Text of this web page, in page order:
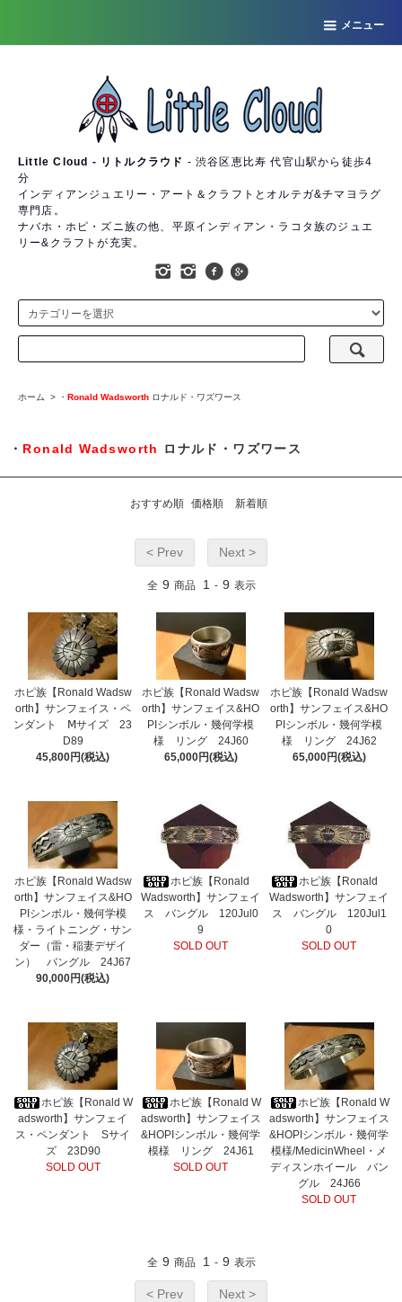
メニュー
Little Cloud - リトルクラウド - 渋谷区恵比寿 代官山駅から徒歩4
分
インディアンジュエリー・アート＆クラフトとオルテガ&チマヨラグ
専門店。
ナバホ・ホピ・ズニ族の他、平原インディアン・ラコタ族のジュエ
リー&クラフトが充実。
ホーム > ・ Ronald Wadsworth ロナルド・ワズワース
・ Ronald Wadsworth ロナルド・ワズワース
おすすめ順 価格順 新着順
< Prev Next >
全 9 商品 1 - 9 表示
ホピ族【Ronald Wadsw
orth】サンフェイス・ペ
ンダント Ⅿサイズ 23
D89
45,800円(税込)
ホピ族【Ronald Wadsw
orth】サンフェイス&HO
PIシンボル・幾何学模
様 リング 24J60
65,000円(税込)
ホピ族【Ronald Wadsw
orth】サンフェイス&HO
PIシンボル・幾何学模
様 リング 24J62
65,000円(税込)
ホピ族【Ronald Wadsw
orth】サンフェイス&HO
PIシンボル・幾何学模
様・ライトニング・サン
ダー（雷・稲妻デザイ
ン） バングル 24J67
90,000円(税込)
ホピ族【Ronald
Wadsworth】サンフェイ
ス バングル 120Jul0
9
SOLD OUT
ホピ族【Ronald
Wadsworth】サンフェイ
ス バングル 120Jul1
0
SOLD OUT
ホピ族【Ronald W
adsworth】サンフェイ
ス・ペンダント Sサイ
ズ 23D90
SOLD OUT
ホピ族【Ronald W
adsworth】サンフェイス
&HOPIシンボル・幾何学
模様 リング 24J61
SOLD OUT
ホピ族【Ronald W
adsworth】サンフェイス
&HOPIシンボル・幾何学
模様/MedicinWheel・メ
ディスンホイール バン
グル 24J66
SOLD OUT
全 9 商品 1 - 9 表示
< Prev Next >